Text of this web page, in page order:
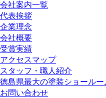
会社案内一覧
代表挨拶
企業理念
会社概要
受賞実績
アクセスマップ
スタッフ・職人紹介
徳島県最大の塗装ショールー
お問い合わせ